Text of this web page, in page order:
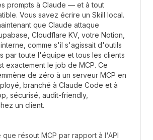
prompts à Claude — et à tout
Vous savez écrire un Skill local.
que Claude attaque
Cloudflare KV, votre Notion,
comme s'il s'agissait d'outils
par toute l'équipe et tous les clients
exactement le job de MCP. Ce
de zéro à un serveur MCP en
branché à Claude Code et à
sécurisé, audit-friendly,
un client.
que résout MCP par rapport à l'API